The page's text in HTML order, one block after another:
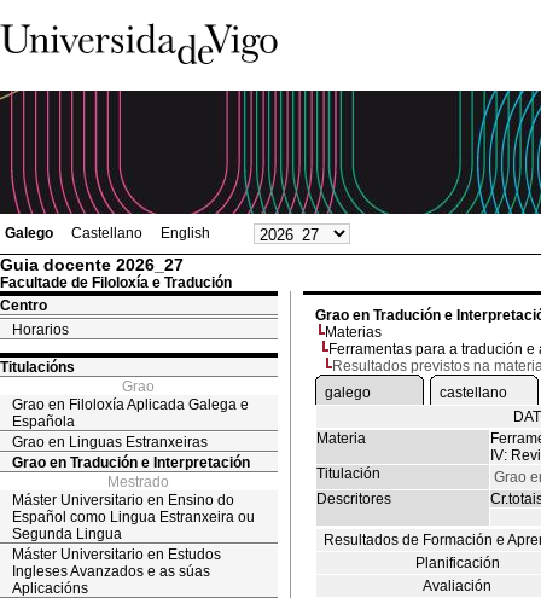
Galego Castellano English
Guia docente 2026_27
Facultade de Filoloxía e Tradución
Centro
Horarios
Titulacións
Grao
Grao en Filoloxía Aplicada Galega e
Española
Grao en Linguas Estranxeiras
Grao en Tradución e Interpretación
Mestrado
Máster Universitario en Ensino do
Español como Lingua Estranxeira ou
Segunda Lingua
Máster Universitario en Estudos
Ingleses Avanzados e as súas
Aplicacións
Grao en Tradución e
Materias
Ferramentas para a tradución
Resultados previstos na
galego
castellano
Materia
IV:
Titulación
Grao
Descritores
Resultados de Formación e
Planificación
Avaliación